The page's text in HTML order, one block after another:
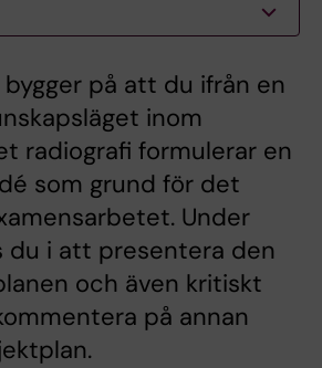
på att du ifrån en
inom
radiografi formulerar en
som grund för det
Under
du i att presentera den
och även kritiskt
på annan